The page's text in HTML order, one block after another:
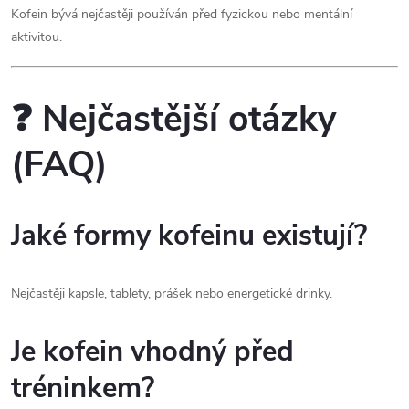
Kofein bývá nejčastěji používán před fyzickou nebo mentální
aktivitou.
❓ Nejčastější otázky
(FAQ)
Jaké formy kofeinu existují?
Nejčastěji kapsle, tablety, prášek nebo energetické drinky.
Je kofein vhodný před
tréninkem?